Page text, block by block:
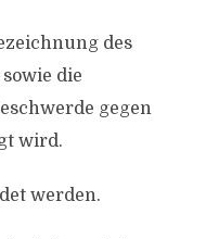
des
die
gegen
wird.
werden.